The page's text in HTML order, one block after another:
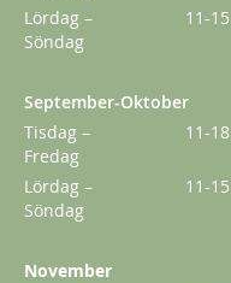
Lördag –
Söndag
11-15
September-Oktober
Tisdag –
Fredag
11-18
Lördag –
Söndag
11-15
November